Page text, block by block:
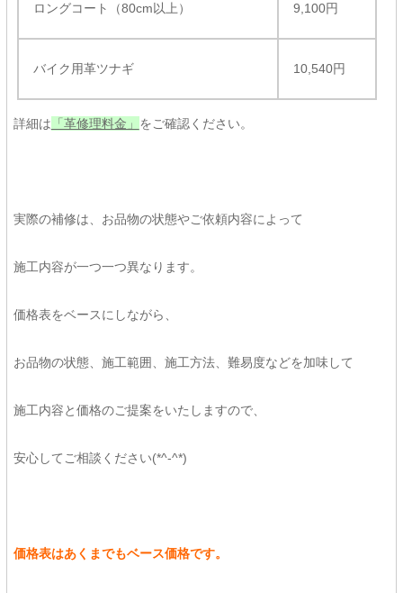
ロングコート（80cm以上） 9,100円
バイク用革ツナギ 10,540円
詳細は 「革修理料金」 をご確認ください。
実際の補修は、お品物の状態やご依頼内容によって
施工内容が一つ一つ異なります。
価格表をベースにしながら、
お品物の状態、施工範囲、施工方法、難易度などを加味して
施工内容と価格のご提案をいたしますので、
安心してご相談ください(*^-^*)
価格表はあくまでもベース価格です。